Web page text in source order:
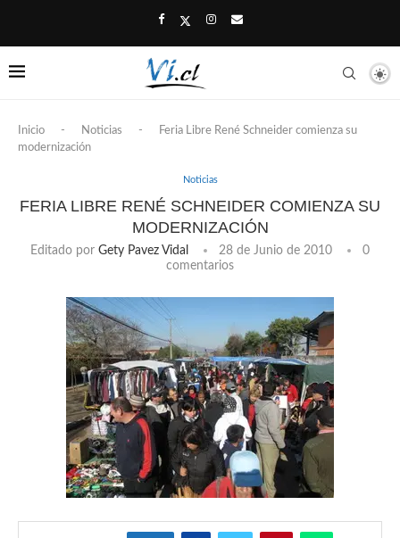
Inicio - Noticias -
Feria Libre René Schneider comienza su
modernización
Noticias
FERIA LIBRE RENÉ SCHNEIDER COMIENZA SU
MODERNIZACIÓN
Editado por Gety Pavez Vidal 28 de Junio de 2010
0
comentarios